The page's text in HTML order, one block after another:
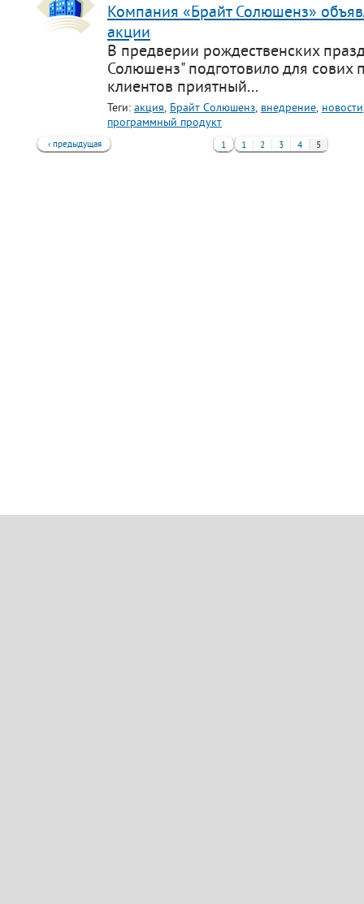
Компания «Брайт Солюшенз»
акции
В предверии рождественских
Солюшенз" подготовило для сових
клиентов приятный...
Теги: акция, Брайт Солюшенз, внедрение, новости
программный продукт
‹ предыдущая 1 1 2 3 4 5